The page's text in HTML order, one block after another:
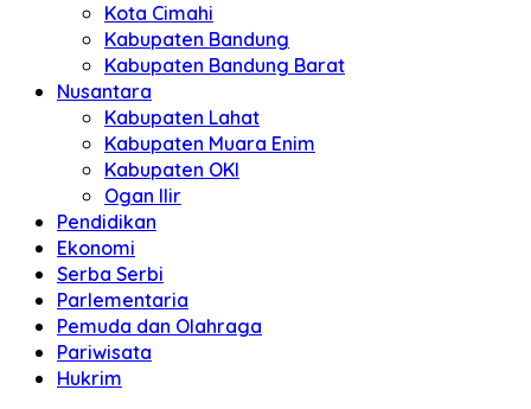
Kota Cimahi
Kabupaten Bandung
Kabupaten Bandung Barat
Nusantara
Kabupaten Lahat
Kabupaten Muara Enim
Kabupaten OKI
Ogan Ilir
Pendidikan
Ekonomi
Serba Serbi
Parlementaria
Pemuda dan Olahraga
Pariwisata
Hukrim